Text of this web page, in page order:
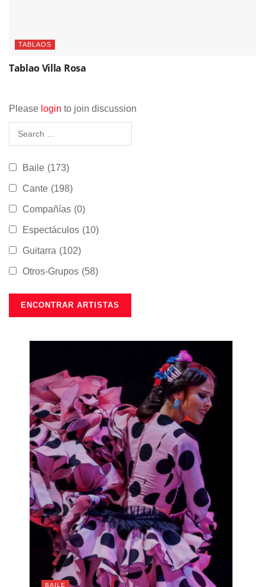
TABLAOS
Tablao Villa Rosa
Please login to join discussion
Baile (173)
Cante (198)
Compañías (0)
Espectáculos (10)
Guitarra (102)
Otros-Grupos (58)
BAILE